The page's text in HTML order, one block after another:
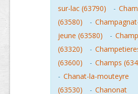
sur-lac (63790)
-
(63580)
-
jeune (63580)
-
(63320)
-
(63600)
- Champs
- Chanat-la-mouteyre
(63530)
- Chanonat